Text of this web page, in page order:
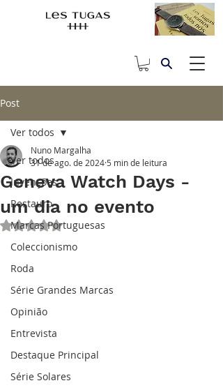
Post
Ver todos
Invenções
Restauro
Marcas Portuguesas
Coleccionismo
Roda
Série Grandes Marcas
Opinião
Entrevista
Destaque Principal
Série Solares
Ver todos
Geneva Watch Days -
um dia no evento
Nuno Margalha
31 de ago. de 2024 5 min de leitura
Avaliado com NaN de 5 estrelas.